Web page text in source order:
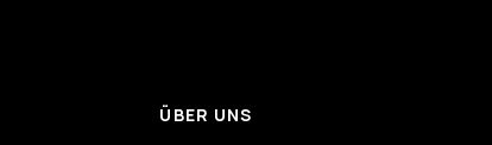
ÜBER UNS